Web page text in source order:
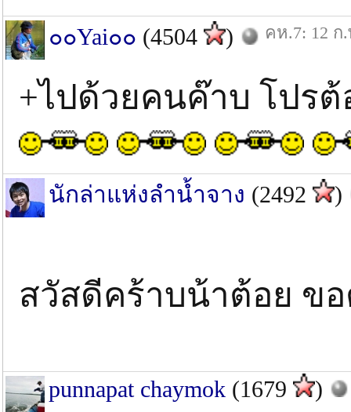
๐๐Yai๐๐ (4504 ) คห.7: 12 ก
+ไปด้วยคนค๊าบ โปร
นักล่าแห่งลำน้ำจาง (2492 )
สวัสดีคร้าบน้าต้อย ข
punnapat chaymok (1679 )